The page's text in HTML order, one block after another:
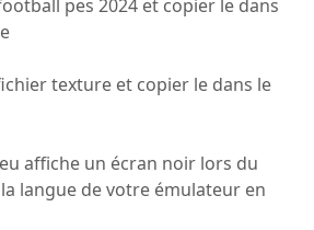
pes 2024 et copier le dans
texture et copier le dans le
affiche un écran noir lors du
langue de votre émulateur en